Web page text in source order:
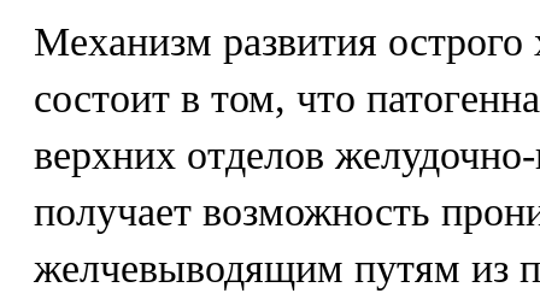
Механизм развития
состоит в том, что
верхних отделов
получает возможность
желчевыводящим путям из